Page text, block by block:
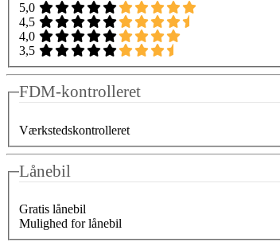
5,0
4,5
4,0
3,5
FDM-kontrolleret
Værkstedskontrolleret
Lånebil
Gratis lånebil
Mulighed for lånebil